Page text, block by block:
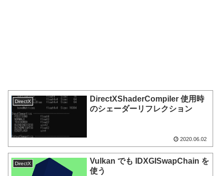
DirectX
DirectXShaderCompiler 使用時
のシェーダーリフレクション
2020.06.02
DirectX
Vulkan でも IDXGISwapChain を
使う